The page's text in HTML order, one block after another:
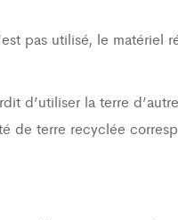
pas utilisé, le matériel
d’utiliser la terre
de terre recyclée